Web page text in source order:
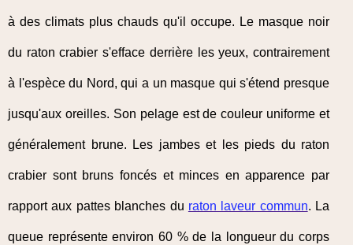
à des climats plus chauds qu'il occupe. Le masque noir
du raton crabier s'efface derrière les yeux, contrairement
à l'espèce du Nord, qui a un masque qui s'étend presque
jusqu'aux oreilles. Son pelage est de couleur uniforme et
généralement brune. Les jambes et les pieds du raton
crabier sont bruns foncés et minces en apparence par
rapport aux pattes blanches du raton laveur commun. La
queue représente environ 60 % de la longueur du corps